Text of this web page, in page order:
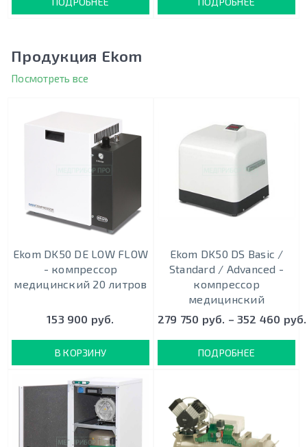
Продукция Ekom
Посмотреть все
Ekom DK50 DE LOW FLOW
- компрессор
медицинский 20 литров
153 900 руб.
В КОРЗИНУ
Ekom DK50 DS Basic /
Standard / Advanced -
компрессор
медицинский
279 750 руб. – 352 460 руб.
ПОДРОБНЕЕ